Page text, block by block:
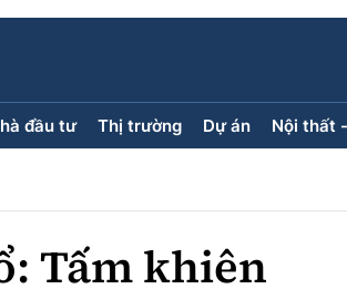
đầu tư Thị trường Dự án Nội thất
Doanh nhân
Mua bán
Giới thiệu dự án
Tấm khiên